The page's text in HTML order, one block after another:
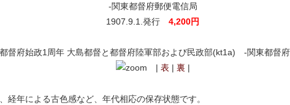
-関東都督府郵便電信局
1907.9.1.発行 4,200円
| 表| 裏|
年による古色感など、年代相応の保存状態です。